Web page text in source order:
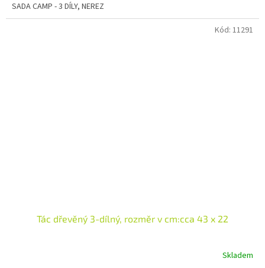
SADA CAMP - 3 DÍLY, NEREZ
Tác dřevěný 3-dílný, rozměr v cm:cca 43 x 22
Skladem
Kód: 11291